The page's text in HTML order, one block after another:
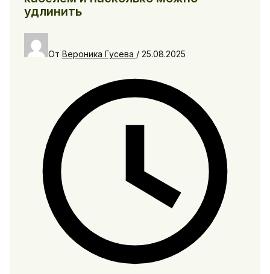
удлинить
От Вероника Гусева / 25.08.2025